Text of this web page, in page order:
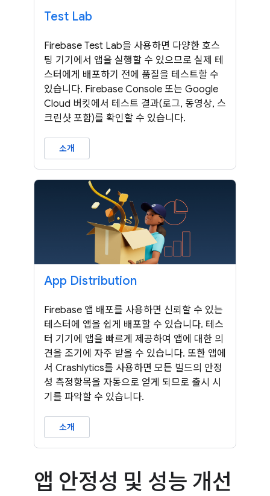
Test Lab
Firebase Test Lab을 사용하면 다양한 호스
팅 기기에서 앱을 실행할 수 있으므로 실제 테
스터에게 배포하기 전에 품질을 테스트할 수
있습니다. Firebase Console 또는 Google
Cloud 버킷에서 테스트 결과(로그, 동영상, 스
크린샷 포함)를 확인할 수 있습니다.
소개
App Distribution
Firebase 앱 배포를 사용하면 신뢰할 수 있는
테스터에 앱을 쉽게 배포할 수 있습니다. 테스
터 기기에 앱을 빠르게 제공하여 앱에 대한 의
견을 조기에 자주 받을 수 있습니다. 또한 앱에
서 Crashlytics를 사용하면 모든 빌드의 안정
성 측정항목을 자동으로 얻게 되므로 출시 시
기를 파악할 수 있습니다.
소개
앱 안정성 및 성능 개선